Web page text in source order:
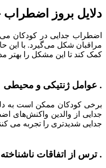
دلایل بروز اضطراب
اضطراب جدایی در کودکان
مراقبان شکل می‌گیرد. با این
کمک کند تا این مشکل را بهتر
. عوامل ژنتیکی و محیطی
برخی کودکان ممکن است به
جدایی از والدین واکنش‌های
جدایی شدیدتری را تجربه می
. ترس از اتفاقات ناشناخته